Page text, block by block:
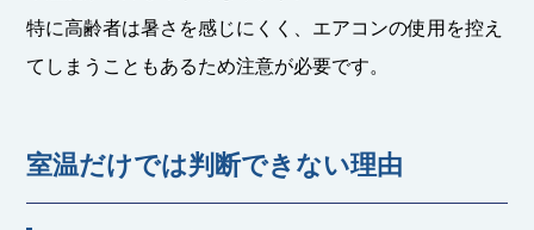
特に高齢者は暑さを感じにくく、エアコンの使用を控え
てしまうこともあるため注意が必要です。
室温だけでは判断できない理由